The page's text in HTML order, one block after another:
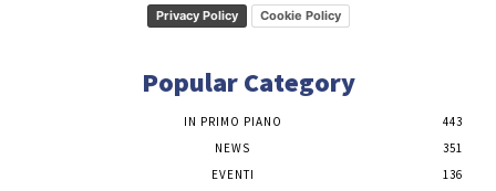
Privacy Policy Cookie Policy
Popular Category
IN PRIMO PIANO
443
NEWS
351
EVENTI
136